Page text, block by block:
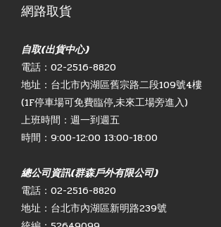
網路取貨
自取(出貨中心)
電話：02-2516-8820
地址：台北市內湖區舊宗路二段109號4樓
(1F停車場可免費臨停,未來工場旁進入)
上班時間：週一到週五
時間：9:00-12:00 13:00-18:00
總公司資訊(群森戶外有限公司)
電話：02-2516-8820
地址：台北市內湖區新明路239號